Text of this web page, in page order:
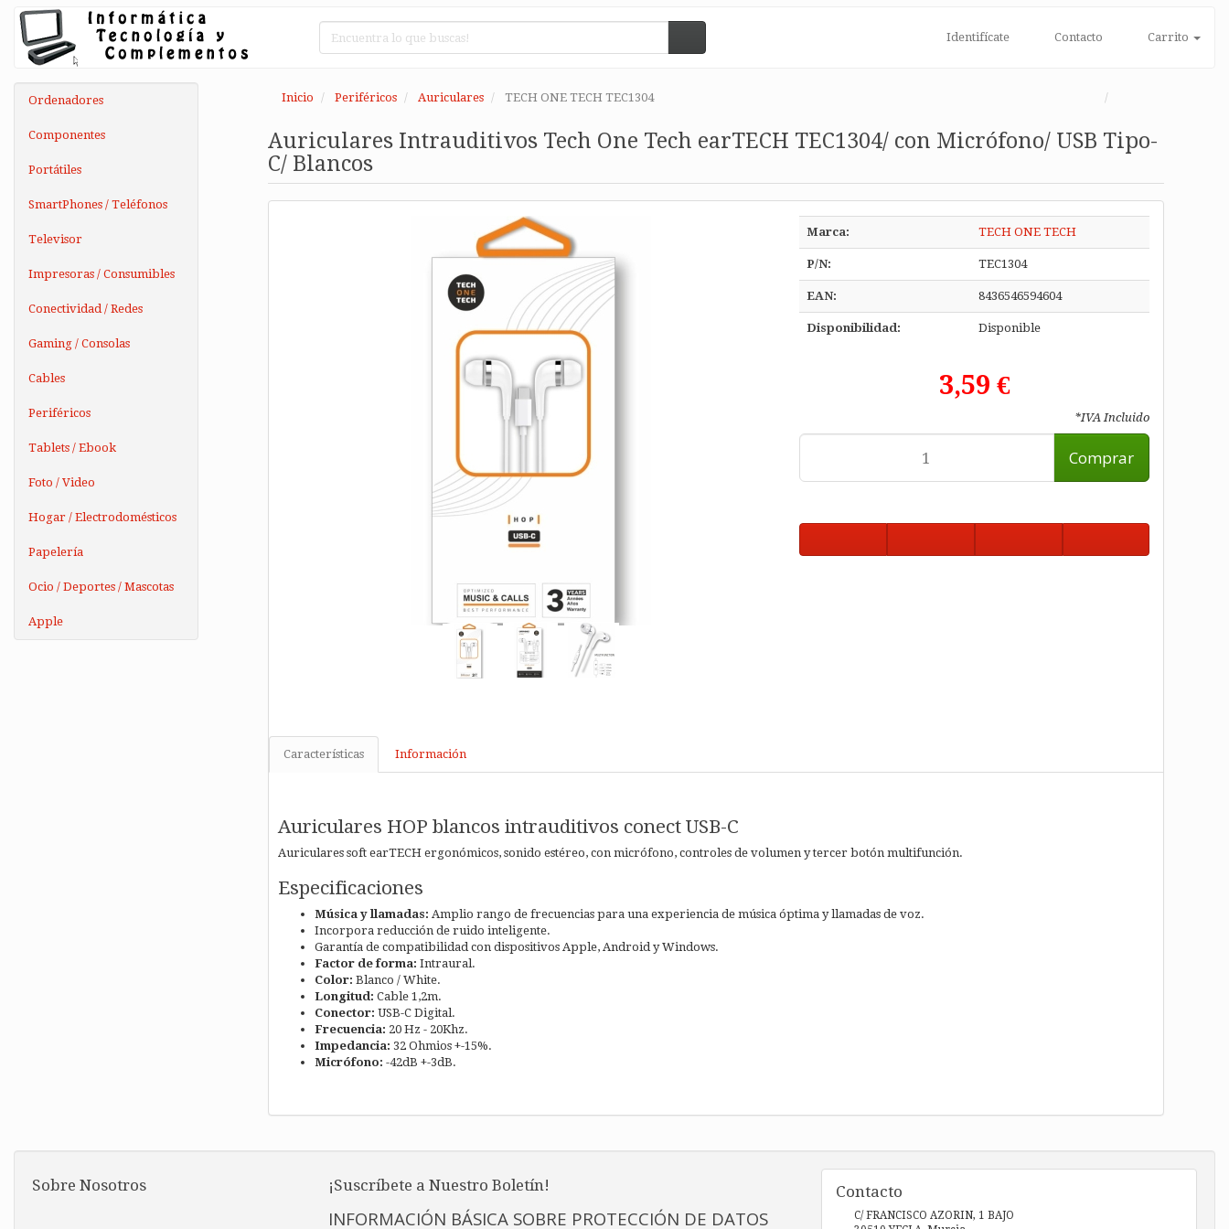
Identifícate Contacto Carrito
Ordenadores
Componentes
Portátiles
SmartPhones / Teléfonos
Televisor
Impresoras / Consumibles
Conectividad / Redes
Gaming / Consolas
Cables
Periféricos
Tablets / Ebook
Foto / Video
Hogar / Electrodomésticos
Papelería
Ocio / Deportes / Mascotas
Apple
Inicio Periféricos Auriculares TECH ONE TECH TEC1304
Auriculares Intrauditivos Tech One Tech earTECH TEC1304/ con Micrófono/ USB Tipo-
C/ Blancos
Marca: TECH ONE TECH
P/N: TEC1304
EAN: 8436546594604
Disponibilidad: Disponible
3,59 €
*IVA Incluido
Comprar
Características Información
Auriculares HOP blancos intrauditivos conect USB-C
Auriculares soft earTECH ergonómicos, sonido estéreo, con micrófono, controles de volumen y tercer botón multifunción.
Especificaciones
Música y llamadas: Amplio rango de frecuencias para una experiencia de música óptima y llamadas de voz.
Incorpora reducción de ruido inteligente.
Garantía de compatibilidad con dispositivos Apple, Android y Windows.
Factor de forma: Intraural.
Color: Blanco / White.
Longitud: Cable 1,2m.
Conector: USB-C Digital.
Frecuencia: 20 Hz - 20Khz.
Impedancia: 32 Ohmios +-15%.
Micrófono: -42dB +-3dB.
Sobre Nosotros ¡Suscríbete a Nuestro Boletín!
INFORMACIÓN BÁSICA SOBRE PROTECCIÓN DE DATOS
Contacto
C/ FRANCISCO AZORIN, 1 BAJO